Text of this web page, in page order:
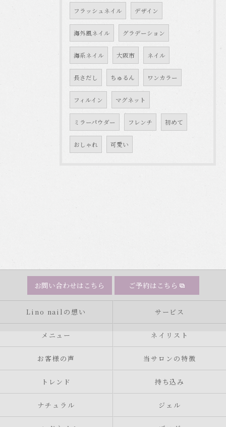
フラッシュネイル デザイン
海外風ネイル グラデーション
海系ネイル 大阪市 ネイル
長さだし ちゅるん ワンカラー
フィルイン マグネット
ミラーパウダー フレンチ 初めて
おしゃれ 可愛い
お問い合わせはこちら ご予約はこちら
Lino nailの想い サービス
メニュー ネイリスト
お客様の声 当サロンの特徴
トレンド 持ち込み
ナチュラル ジェル